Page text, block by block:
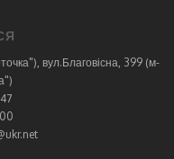
вул.Благовісна, 399 (м-